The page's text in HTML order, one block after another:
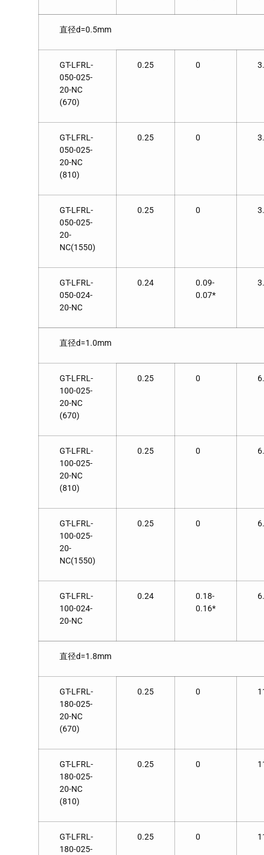
直径d=0.5mm
GT-LFRL-
050-025-
20-NC
(670)
0.25 0
GT-LFRL-
050-025-
20-NC
(810)
0.25 0
GT-LFRL-
050-025-
20-
NC(1550)
0.25 0
GT-LFRL-
050-024-
20-NC
0.24
0.09-
0.07*
直径d=1.0mm
GT-LFRL-
100-025-
20-NC
(670)
0.25 0
GT-LFRL-
100-025-
20-NC
(810)
0.25 0
GT-LFRL-
100-025-
20-
NC(1550)
0.25 0
GT-LFRL-
100-024-
20-NC
0.24
0.18-
0.16*
直径d=1.8mm
GT-LFRL-
180-025-
20-NC
(670)
0.25 0
GT-LFRL-
180-025-
20-NC
(810)
0.25 0
GT-LFRL-
180-025-
0.25 0